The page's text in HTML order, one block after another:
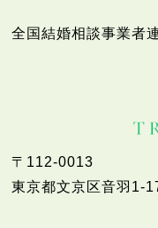
全国結婚相談事業者
〒112-0013
東京都文京区音羽1-